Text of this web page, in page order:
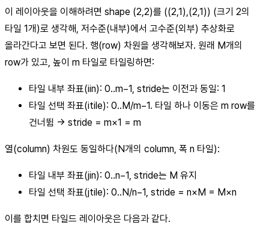
이 레이아웃을 이해하려면 shape (2,2)를 ((2,1),(2,1)) (크기 2의
타일 1개)로 생각해, 저수준(내부)에서 고수준(외부) 추상화로
올라간다고 보면 된다. 행(row) 차원을 생각해보자. 원래 M개의
row가 있고, 높이 m 타일로 타일링하면:
타일 내부 좌표(iin): 0..m−1, stride는 이전과 동일: 1
타일 선택 좌표(itile): 0..M/m−1. 타일 하나 이동은 m row를
건너뜀 → stride = m×1 = m
열(column) 차원도 동일하다(N개의 column, 폭 n 타일):
타일 내부 좌표(jin): 0..n−1, stride는 M 유지
타일 선택 좌표(jtile): 0..N/n−1, stride = n×M = M×n
이를 합치면 타일드 레이아웃은 다음과 같다.